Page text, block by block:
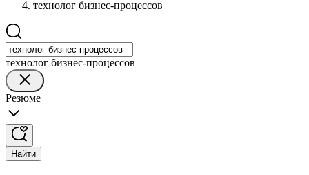
технолог бизнес-процессов
технолог бизнес-процессов
Резюме
Найти